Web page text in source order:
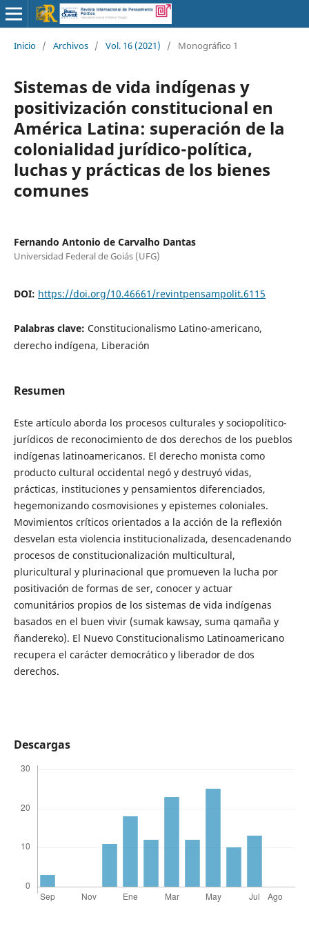
Inicio / Archivos / Vol. 16 (2021) / Monográfico 1
Sistemas de vida indígenas y
positivización constitucional en
América Latina: superación de la
colonialidad jurídico-política,
luchas y prácticas de los bienes
comunes
Fernando Antonio de Carvalho Dantas
Universidad Federal de Goiás (UFG)
DOI: https://doi.org/10.46661/revintpensampolit.6115
Palabras clave: Constitucionalismo Latino-americano,
derecho indígena, Liberación
Resumen
Este artículo aborda los procesos culturales y sociopolítico-
jurídicos de reconocimiento de dos derechos de los pueblos
indígenas latinoamericanos. El derecho monista como
producto cultural occidental negó y destruyó vidas,
prácticas, instituciones y pensamientos diferenciados,
hegemonizando cosmovisiones y epistemes coloniales.
Movimientos críticos orientados a la acción de la reflexión
desvelan esta violencia institucionalizada, desencadenando
procesos de constitucionalización multicultural,
pluricultural y plurinacional que promueven la lucha por
positivación de formas de ser, conocer y actuar
comunitários propios de los sistemas de vida indígenas
basados en el buen vivir (sumak kawsay, suma qamaña y
ñandereko). El Nuevo Constitucionalismo Latinoamericano
recupera el carácter democrático y liberador de dos
derechos.
Descargas